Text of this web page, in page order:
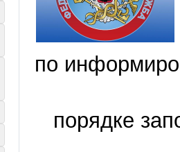
по
порядке